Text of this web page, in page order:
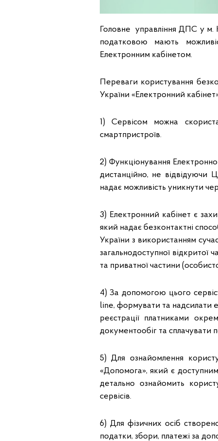
Головне управління ДПС у м.
податковою мають
Електронним кабінетом.
Переваги користування
України «Електронний
1) Сервісом можна
смартпристроїв.
2) Функціонування
дистанційно, не відвідуючи
надає можливість уникнути
3) Електронний кабінет є
який надає безконтактні
України з використанням
загальнодоступної відкритої
та приватної частини
4) За допомогою цього
line, формувати та надсилати
реєстрації платниками
документообіг та сплачувати
5) Для ознайомлення
«Допомога», який є доступним
детально ознайомить
сервісів.
6) Для фізичних осіб
податки, збори, платежі за